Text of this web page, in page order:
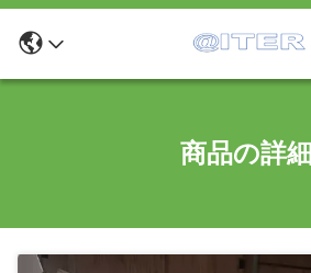
商品の詳細